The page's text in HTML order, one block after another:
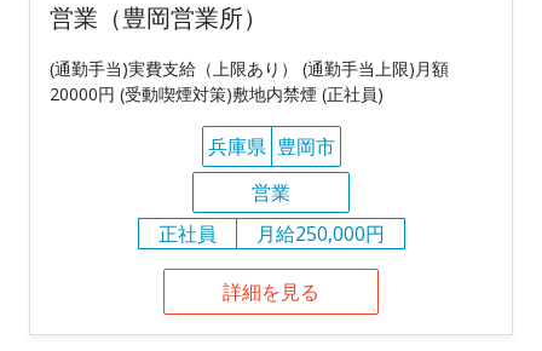
営業（豊岡営業所）
(通勤手当)実費支給（上限あり） (通勤手当上限)月額
20000円 (受動喫煙対策)敷地内禁煙 (正社員)
兵庫県 豊岡市
営業
正社員
月給250,000円
詳細を見る